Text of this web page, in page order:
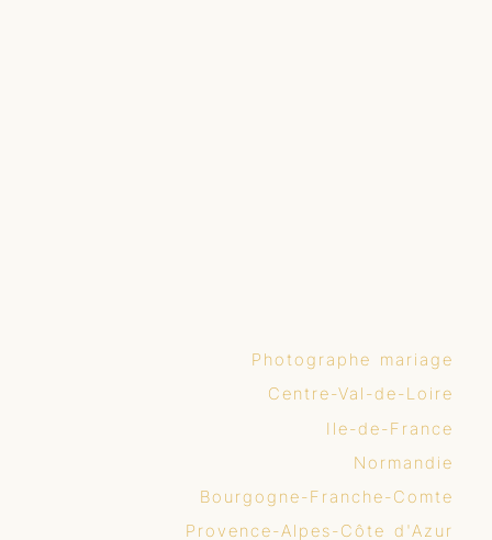
Photographe mariage
Centre-Val-de-Loire
Ile-de-France
Normandie
Bourgogne-Franche-Comte
Provence-Alpes-Côte d'Azur